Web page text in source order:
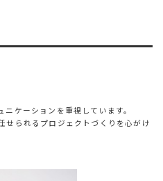
ケーションを重視しています。
せられるプロジェクトづくりを心がけ